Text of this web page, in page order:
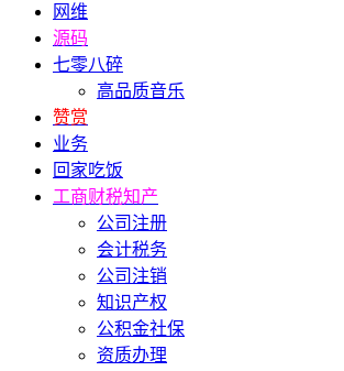
网维
源码
七零八碎
高品质音乐
赞赏
业务
回家吃饭
工商财税知产
公司注册
会计税务
公司注销
知识产权
公积金社保
资质办理